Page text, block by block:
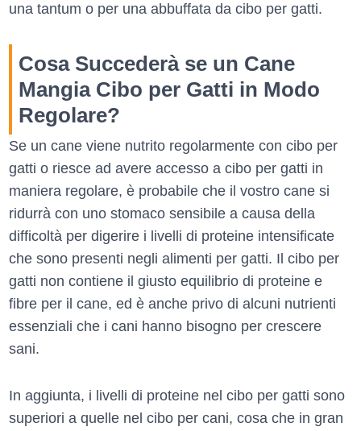
una tantum o per una abbuffata da cibo per gatti.
Cosa Succederà se un Cane
Mangia Cibo per Gatti in Modo
Regolare?
Se un cane viene nutrito regolarmente con cibo per
gatti o riesce ad avere accesso a cibo per gatti in
maniera regolare, è probabile che il vostro cane si
ridurrà con uno stomaco sensibile a causa della
difficoltà per digerire i livelli di proteine intensificate
che sono presenti negli alimenti per gatti. Il cibo per
gatti non contiene il giusto equilibrio di proteine e
fibre per il cane, ed è anche privo di alcuni nutrienti
essenziali che i cani hanno bisogno per crescere
sani.
In aggiunta, i livelli di proteine nel cibo per gatti sono
superiori a quelle nel cibo per cani, cosa che in gran